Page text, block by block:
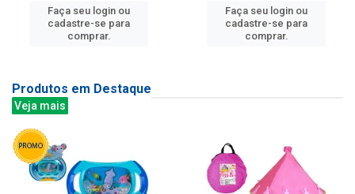
Faça seu login ou
cadastre-se para
comprar.
Faça seu login ou
cadastre-se para
comprar.
Produtos em Destaque
Veja mais